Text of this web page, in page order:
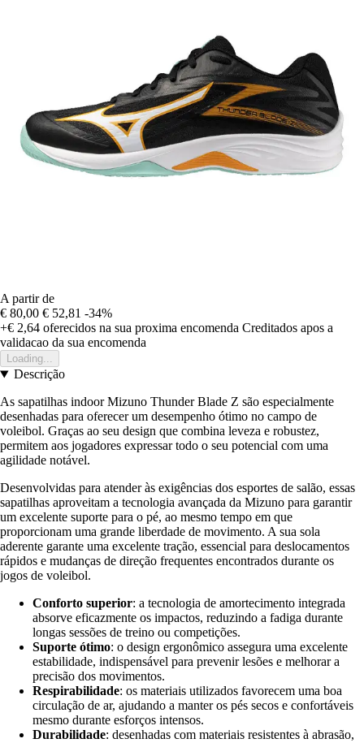
A partir de
€ 80,00 € 52,81 -34%
+€ 2,64 oferecidos na sua proxima encomenda Creditados apos a
validacao da sua encomenda
Loading...
Descrição
As sapatilhas indoor Mizuno Thunder Blade Z são especialmente
desenhadas para oferecer um desempenho ótimo no campo de
voleibol. Graças ao seu design que combina leveza e robustez,
permitem aos jogadores expressar todo o seu potencial com uma
agilidade notável.
Desenvolvidas para atender às exigências dos esportes de salão, essas
sapatilhas aproveitam a tecnologia avançada da Mizuno para garantir
um excelente suporte para o pé, ao mesmo tempo em que
proporcionam uma grande liberdade de movimento. A sua sola
aderente garante uma excelente tração, essencial para deslocamentos
rápidos e mudanças de direção frequentes encontrados durante os
jogos de voleibol.
Conforto superior: a tecnologia de amortecimento integrada
absorve eficazmente os impactos, reduzindo a fadiga durante
longas sessões de treino ou competições.
Suporte ótimo: o design ergonômico assegura uma excelente
estabilidade, indispensável para prevenir lesões e melhorar a
precisão dos movimentos.
Respirabilidade: os materiais utilizados favorecem uma boa
circulação de ar, ajudando a manter os pés secos e confortáveis
mesmo durante esforços intensos.
Durabilidade: desenhadas com materiais resistentes à abrasão,